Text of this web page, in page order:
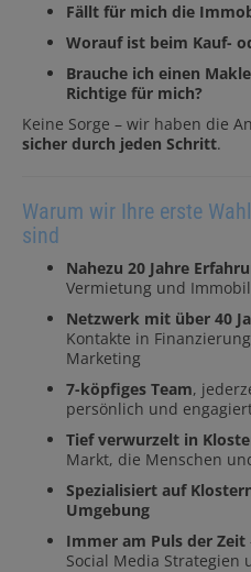
Fällt für mich die
Worauf ist beim Kauf-
Brauche ich einen
Richtige für mich?
Keine Sorge – wir haben die
sicher durch jeden Schritt.
Warum wir Ihre erste
sind
Nahezu 20 Jahre
Vermietung und
Netzwerk mit über 40
Kontakte in
Marketing
7-köpfiges Team,
persönlich und
Tief verwurzelt in
Markt, die Menschen
Spezialisiert auf
Umgebung
Immer am Puls der Zeit
Social Media Strategien